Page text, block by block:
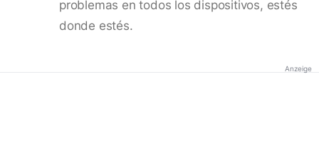
problemas en todos los dispositivos, estés
donde estés.
Anzeige